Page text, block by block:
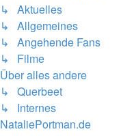
↳ Aktuelles
↳ Allgemeines
↳ Angehende Fans
↳ Filme
Über alles andere
↳ Querbeet
↳ Internes
NataliePortman.de